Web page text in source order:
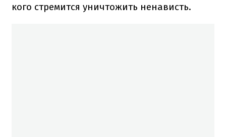
кого стремится уничтожить ненависть.